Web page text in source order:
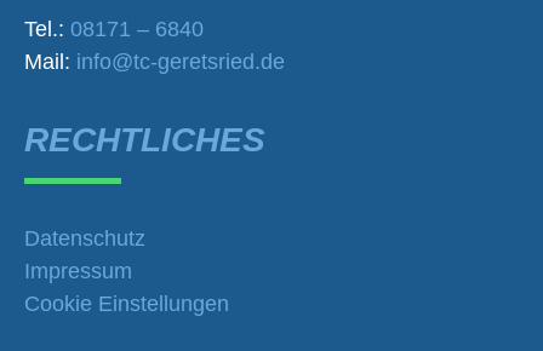
Tel.: 08171 – 6840
Mail: info@tc-geretsried.de
RECHTLICHES
Datenschutz
Impressum
Cookie Einstellungen